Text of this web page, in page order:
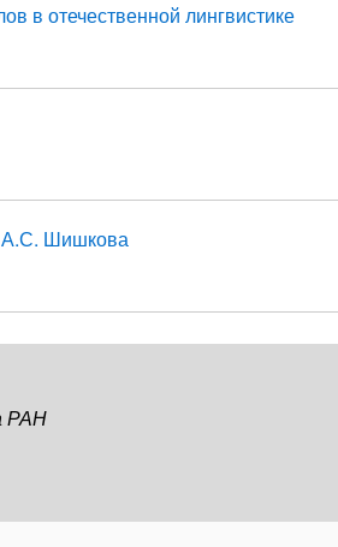
в отечественной лингвистике
А.С. Шишкова
РАН